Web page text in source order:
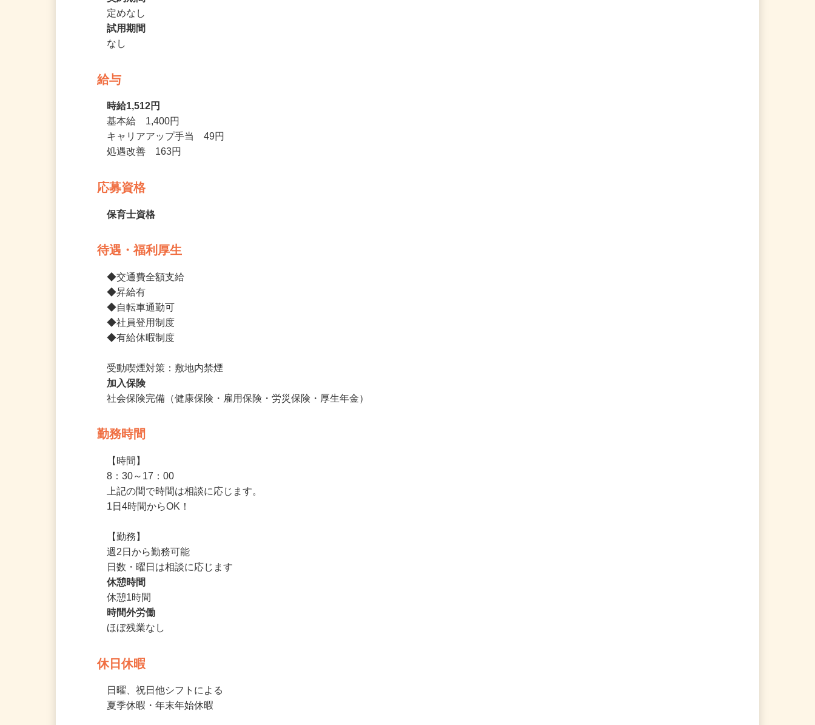
パート
契約期間
定めなし
給与
時給1,512円
基本給　1,400円
応募資格
保育士資格
待遇・福利厚生
◆交通費全額支給
◆昇給有
◆自転車通勤可
◆有給休暇制度
受動喫煙対策：敷地内禁煙
社会保険完備（健康保険・雇用保険・労災保険・厚生年金）
勤務時間
【時間】
8：30～17：00
1日4時間からOK！
【勤務】
週2日から勤務可能
日数・曜日は相談に応じます
休憩時間
休憩1時間
ほぼ残業なし
休日休暇